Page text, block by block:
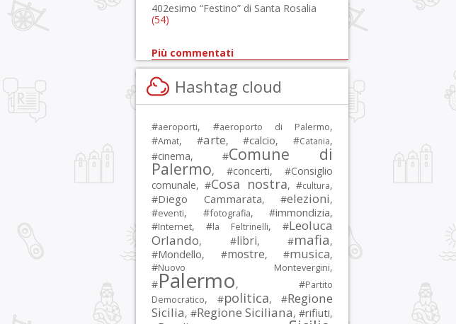
402esimo “Festino” di Santa Rosalia
(54)
Più commentati
Hashtag cloud
#aeroporti, #aeroporto di Palermo,
#Amat, #arte, #calcio, #Catania,
#cinema, #Comune di
Palermo, #concerti, #Consiglio
comunale, #Cosa nostra, #cultura,
#Diego Cammarata, #elezioni,
#eventi, #fotografia, #immondizia,
#Internet, #la Feltrinelli, #Leoluca
Orlando, #libri, #mafia,
#Mondello, #mostre, #musica,
#Nuovo Montevergini,
#Palermo, #Partito
Democratico, #politica, #Regione
Sicilia, #Regione Siciliana, #rifiuti,